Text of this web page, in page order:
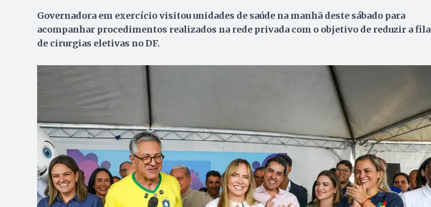
Governadora em exercício visitou unidades de saúde na manhã deste sábado para
acompanhar procedimentos realizados na rede privada com o objetivo de reduzir a fila
de cirurgias eletivas no DF.